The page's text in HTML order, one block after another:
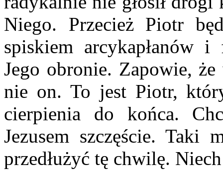
Niego. Przecież Piotr
spiskiem arcykapłanów
Jego obronie. Zapowie,
nie on. To jest Piotr,
cierpienia do końca.
Jezusem szczęście. Taki
przedłużyć tę chwilę.